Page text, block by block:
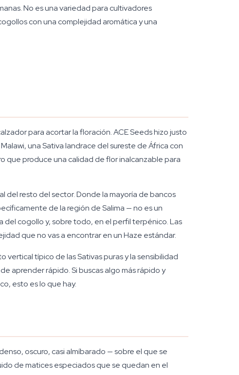
No es una variedad para cultivadores
con una complejidad aromática y una
para acortar la floración. ACE Seeds hizo justo
una Sativa landrace del sureste de África con
que produce una calidad de flor inalcanzable para
del resto del sector. Donde la mayoría de bancos
de la región de Salima — no es un
del cogollo y, sobre todo, en el perfil terpénico. Las
que no vas a encontrar en un Haze estándar.
típico de las Sativas puras y la sensibilidad
aprender rápido. Si buscas algo más rápido y
esto es lo que hay.
oscuro, casi almíbarado — sobre el que se
de matices especiados que se quedan en el